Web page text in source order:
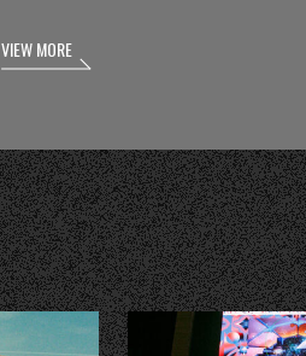
VIEW MORE